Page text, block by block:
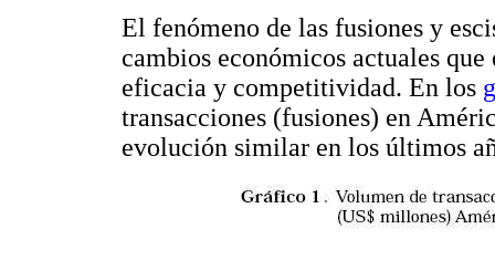
El fenómeno de las fusiones y
cambios económicos actuales
eficacia y competitividad. En los
transacciones (fusiones) en
evolución similar en los últimos